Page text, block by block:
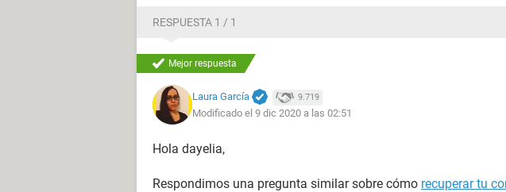
RESPUESTA 1 / 1
Mejor respuesta
Laura García 9.719
Modificado el 9 dic 2020 a las 02:51
Hola dayelia,
Respondimos una pregunta similar sobre cómo recuperar tu